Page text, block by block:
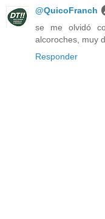
@QuicoFranch
se me olvidó
alcoroches, muy
Responder